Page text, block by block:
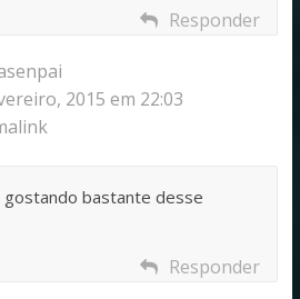
Responder
2015 em 22:03
gostando bastante desse
Responder